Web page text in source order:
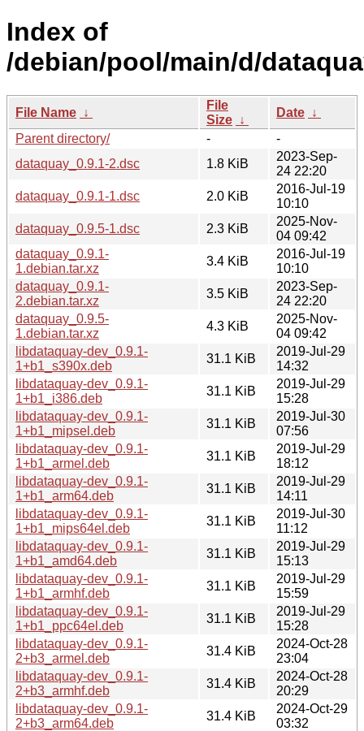
Index of
/debian/pool/main/d/
File Name ↓
File
Size ↓
Date ↓
Parent directory/
-
-
dataquay_0.9.1-2.dsc
1.8 KiB
2023-Sep-
24 22:20
dataquay_0.9.1-1.dsc
2.0 KiB
2016-Jul-19
10:10
dataquay_0.9.5-1.dsc
2.3 KiB
2025-Nov-
04 09:42
dataquay_0.9.1-
1.debian.tar.xz
3.4 KiB
2016-Jul-19
10:10
dataquay_0.9.1-
2.debian.tar.xz
3.5 KiB
2023-Sep-
24 22:20
dataquay_0.9.5-
1.debian.tar.xz
4.3 KiB
2025-Nov-
04 09:42
libdataquay-dev_0.9.1-
1+b1_s390x.deb
31.1 KiB
2019-Jul-29
14:32
libdataquay-dev_0.9.1-
1+b1_i386.deb
31.1 KiB
2019-Jul-29
15:28
libdataquay-dev_0.9.1-
1+b1_mipsel.deb
31.1 KiB
2019-Jul-30
07:56
libdataquay-dev_0.9.1-
1+b1_armel.deb
31.1 KiB
2019-Jul-29
18:12
libdataquay-dev_0.9.1-
1+b1_arm64.deb
31.1 KiB
2019-Jul-29
14:11
libdataquay-dev_0.9.1-
1+b1_mips64el.deb
31.1 KiB
2019-Jul-30
11:12
libdataquay-dev_0.9.1-
1+b1_amd64.deb
31.1 KiB
2019-Jul-29
15:13
libdataquay-dev_0.9.1-
1+b1_armhf.deb
31.1 KiB
2019-Jul-29
15:59
libdataquay-dev_0.9.1-
1+b1_ppc64el.deb
31.1 KiB
2019-Jul-29
15:28
libdataquay-dev_0.9.1-
2+b3_armel.deb
31.4 KiB
2024-Oct-28
23:04
libdataquay-dev_0.9.1-
2+b3_armhf.deb
31.4 KiB
2024-Oct-28
20:29
libdataquay-dev_0.9.1-
2+b3_arm64.deb
31.4 KiB
2024-Oct-29
03:32